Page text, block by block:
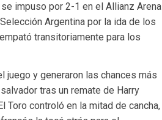
impuso por 2-1 en el Allianz Arena
Argentina por la ida de los
transitoriamente para los
juego y generaron las chances más
tras un remate de Harry
Toro controló en la mitad de cancha,